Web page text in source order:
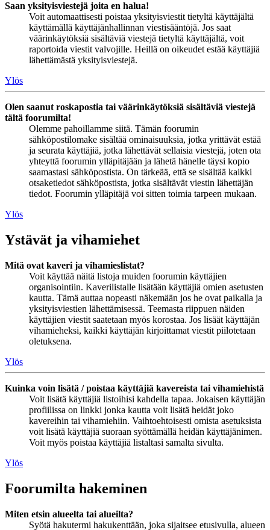
Saan yksityisviestejä joita en halua!
Voit automaattisesti poistaa yksityisviestit tietyltä käyttäjältä
käyttämällä käyttäjänhallinnan viestisääntöjä. Jos saat
väärinkäytöksiä sisältäviä viestejä tietyltä käyttäjältä, voit
raportoida viestit valvojille. Heillä on oikeudet estää käyttäjiä
lähettämästä yksityisviestejä.
Ylös
Olen saanut roskapostia tai väärinkäytöksiä sisältäviä viestejä
tältä foorumilta!
Olemme pahoillamme siitä. Tämän foorumin
sähköpostilomake sisältää ominaisuuksia, jotka yrittävät estää
ja seurata käyttäjiä, jotka lähettävät sellaisia viestejä, joten ota
yhteyttä foorumin ylläpitäjään ja lähetä hänelle täysi kopio
saamastasi sähköpostista. On tärkeää, että se sisältää kaikki
otsaketiedot sähköpostista, jotka sisältävät viestin lähettäjän
tiedot. Foorumin ylläpitäjä voi sitten toimia tarpeen mukaan.
Ylös
Ystävät ja vihamiehet
Mitä ovat kaveri ja vihamieslistat?
Voit käyttää näitä listoja muiden foorumin käyttäjien
organisointiin. Kaverilistalle lisätään käyttäjiä omien asetusten
kautta. Tämä auttaa nopeasti näkemään jos he ovat paikalla ja
yksityisviestien lähettämisessä. Teemasta riippuen näiden
käyttäjien viestit saatetaan myös korostaa. Jos lisäät käyttäjän
vihamieheksi, kaikki käyttäjän kirjoittamat viestit piilotetaan
oletuksena.
Ylös
Kuinka voin lisätä / poistaa käyttäjiä kavereista tai vihamiehistä
Voit lisätä käyttäjiä listoihisi kahdella tapaa. Jokaisen käyttäjän
profiilissa on linkki jonka kautta voit lisätä heidät joko
kavereihin tai vihamiehiin. Vaihtoehtoisesti omista asetuksista
voit lisätä käyttäjiä suoraan syöttämällä heidän käyttäjänimen.
Voit myös poistaa käyttäjiä listaltasi samalta sivulta.
Ylös
Foorumilta hakeminen
Miten etsin alueelta tai alueilta?
Syötä hakutermi hakukenttään, joka sijaitsee etusivulla, alueen